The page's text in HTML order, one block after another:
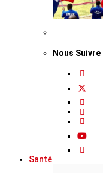
Nous Suivre
Santé